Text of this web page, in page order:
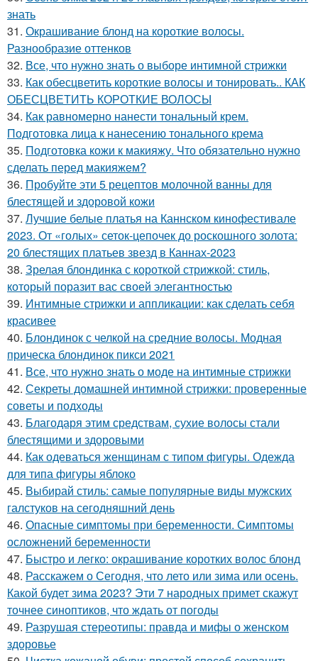
знать
31. Окрашивание блонд на короткие волосы.
Разнообразие оттенков
32. Все, что нужно знать о выборе интимной стрижки
33. Как обесцветить короткие волосы и тонировать.. КАК
ОБЕСЦВЕТИТЬ КОРОТКИЕ ВОЛОСЫ
34. Как равномерно нанести тональный крем.
Подготовка лица к нанесению тонального крема
35. Подготовка кожи к макияжу. Что обязательно нужно
сделать перед макияжем?
36. Пробуйте эти 5 рецептов молочной ванны для
блестящей и здоровой кожи
37. Лучшие белые платья на Каннском кинофестивале
2023. От «голых» сеток-цепочек до роскошного золота:
20 блестящих платьев звезд в Каннах-2023
38. Зрелая блондинка с короткой стрижкой: стиль,
который поразит вас своей элегантностью
39. Интимные стрижки и аппликации: как сделать себя
красивее
40. Блондинок с челкой на средние волосы. Модная
прическа блондинок пикси 2021
41. Все, что нужно знать о моде на интимные стрижки
42. Секреты домашней интимной стрижки: проверенные
советы и подходы
43. Благодаря этим средствам, сухие волосы стали
блестящими и здоровыми
44. Как одеваться женщинам с типом фигуры. Одежда
для типа фигуры яблоко
45. Выбирай стиль: самые популярные виды мужских
галстуков на сегодняшний день
46. Опасные симптомы при беременности. Симптомы
осложнений беременности
47. Быстро и легко: окрашивание коротких волос блонд
48. Расскажем о Сегодня, что лето или зима или осень.
Какой будет зима 2023? Эти 7 народных примет скажут
точнее синоптиков, что ждать от погоды
49. Разрушая стереотипы: правда и мифы о женском
здоровье